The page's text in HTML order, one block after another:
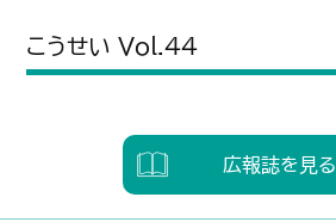
こうせい Vol.44
広報誌を見る